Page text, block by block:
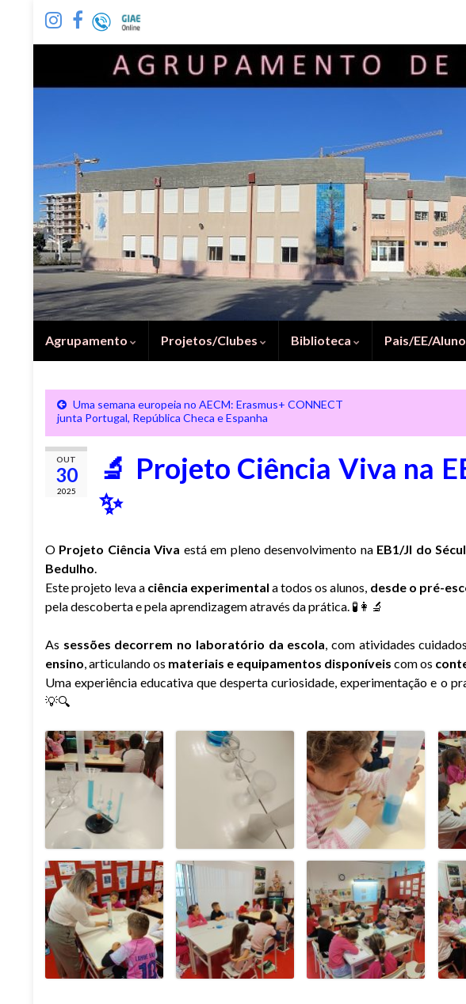
Agrupamento Projetos/Clubes Biblioteca Pais/EE/
Uma semana europeia no AECM: Erasmus+ CONNECT
junta Portugal, República Checa e Espanha
OUT
30
2025
🔬 Projeto Ciência Viva na
✨
O Projeto Ciência Viva está em pleno desenvolvimento na EB1/JI do
Bedulho.
Este projeto leva a ciência experimental a todos os alunos, desde o pré-
pela descoberta e pela aprendizagem através da prática. 🧪👩‍🔬
As sessões decorrem no laboratório da escola, com atividades
ensino, articulando os materiais e equipamentos disponíveis com os
Uma experiência educativa que desperta curiosidade, experimentação e o
💡🔍